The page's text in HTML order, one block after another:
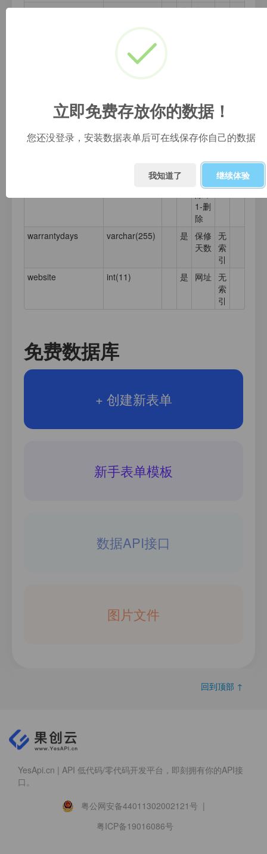
saleprice
decimal(10,0) 是 售价 无
名称
索
引
deleted
tinyint(4) 0 否 删除
识，
删
1-删
除
无
引
0
warrantydays varchar(255) 是 保修
天数
无
索
引
website
int(11) 是 网址 无
索
引
免费数据库
+ 创建新表单
新手表单模板
数据API接口
图片文件
立即免费存放你的数据！
您还没登录，安装数据表单后可在线保存你自己的数据
我知道了 继续体验
回到顶部 ↑
YesApi.cn | API 低代码/零代码开发平台，即刻拥有你的API接
口。
粤公网安备44011302002121号 |
粤ICP备19016086号